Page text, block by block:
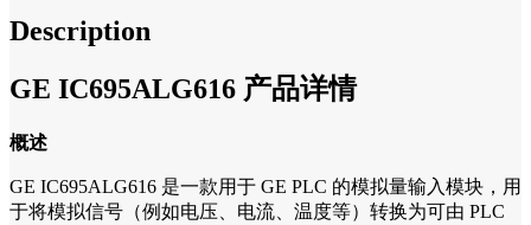
Description
GE IC695ALG616 产品详情
概述
GE IC695ALG616 是一款用于 GE PLC 的模拟量输入模块，用
于将模拟信号（例如电压、电流、温度等）转换为可由 PLC